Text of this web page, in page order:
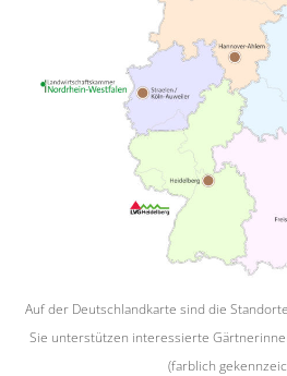
Auf der Deutschlandkarte sind die
Sie unterstützen interessierte
(farblich